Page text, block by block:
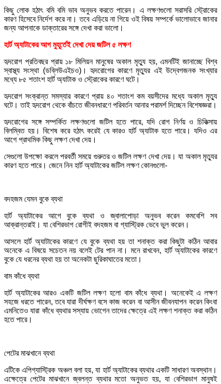
কিছু লোক হঠাৎ বমি বমি ভাব অনুভব করতে পারেন। এ লক্ষণগুলো সরাসরি স্ট্রোকের
কারণ হিসেবে নির্দেশ করে না। তবে এড়িয়ে না গিয়ে ওই বিষয় সম্পর্কে ভালোভাবে জানার
জন্য আপনাকে ডাক্তারের সঙ্গে দেখা করা ভালো।
হার্ট অ্যাটাকের আগ মুহূর্তেই দেখা দেয় জটিল ৫ লক্ষণ
হৃদরোগ প্রতিবছর প্রায় ১৮ মিলিয়ন মানুষের অকাল মৃত্যু হয়, এমনটিই জানাচ্ছে বিশ্ব
স্বাস্থ্য সংস্থা (ডব্লিউএইচও)। হৃদরোগের কারণে মৃত্যুর এই উদ্বেগজনক সংখ্যার
মধ্যে ৮৫ শতাংশ হার্ট অ্যাটাক ও স্ট্রোকের কারণে ঘটে।
হৃদরোগ সংক্রান্ত সমস্যার কারণে প্রায় ৪০ শতাংশ কম বয়সীদের মধ্যে অকাল মৃত্যু
ঘটে। তাই হৃদরোগ থেকে বাঁচতে জীবনধারণে পরিবর্তন আনার পরামর্শ দিচ্ছেন বিশেষজ্ঞরা।
হৃদরোগের সঙ্গে সম্পর্কিত লক্ষণগুলো জটিল হতে পারে, যদি রোগ নির্ণয় ও চিকিত্সায়
বিলম্বিত হয়। বিশেষ করে হঠাৎ করেই যে কারও হার্ট অ্যাটাক হতে পারে। যদিও এর
আগে প্রাথমিক কিছু লক্ষণ দেখা দেয়।
সেগুলো উপক্ষো করলে পরবর্তী সময়ে গুরুতর ও জটিল লক্ষণ দেখা দেয়। যা অকাল মৃত্যুর
কারণ হতে পারে। জেনে নিন হার্ট অ্যাটাকের জটিল লক্ষণ কোনগুলো-
বদহজম যেমন বুকে ব্যথা
হার্ট অ্যাটাকের আগে বুকে ব্যথা ও জ্বালাপোড়া অনুভব করেন কমবেশি সব
আক্রান্তরাই। যা বেশিরভাগ রোগীই বদহজম বা গ্যাস্ট্রিক ভেবে ভুল করেন।
আসলে হার্ট অ্যাটাকের কারণে যে বুকে ব্যথা হয় তা শনাক্ত করা কিছুটা কঠিন আবার
অনেকে এ বিষয়ে সচেতন নয় বলেই টের পান না। মনে রাখবেন, হার্ট অ্যাটাকের কারণে
বুকে যে ধরনের ব্যথা হয় তা অনেকটা ছুরিকাঘাতের মতো।
বাম কাঁধে ব্যথা
হার্ট অ্যাটাকের আরও একটি জটিল লক্ষণ হলো বাম কাঁধে ব্যথা। অনেকেই এ লক্ষণ
সহজে ধরতে পারেন, তবে যারা দীর্ঘক্ষণ বসে কাজ করেন বা আসীন জীবনযাপন করেন কিংবা
এমনিতেও যারা কাঁধে ব্যথার সস্যায় ভোগেন তাদের ক্ষেত্রে এই লক্ষণ শনাক্ত করা কঠিন
হতে পারে।
পেটের মাঝখানে ব্যথা
এটিকে এপিগ্যাস্ট্রিক অঞ্চল বলা হয়, যা হার্ট অ্যাটাকের ব্যথার একটি সাধারণ অবস্থান।
এক্ষেত্রে পেটের মাঝখানে জ্বলন্ত ব্যথার মতো অনুভত হয়, যা বেশিরভাগ মানুষই